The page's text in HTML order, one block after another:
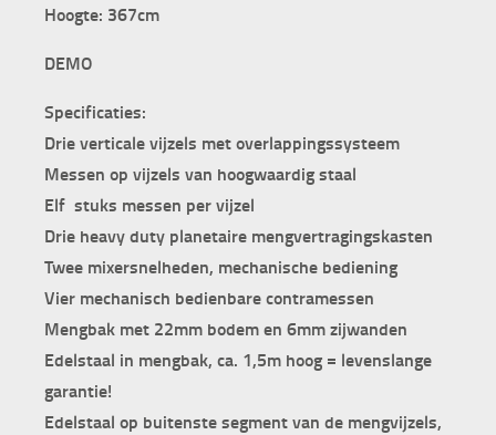
Hoogte: 367cm
DEMO
Specificaties:
Drie verticale vijzels met overlappingssysteem
Messen op vijzels van hoogwaardig staal
Elf stuks messen per vijzel
Drie heavy duty planetaire mengvertragingskasten
Twee mixersnelheden, mechanische bediening
Vier mechanisch bedienbare contramessen
Mengbak met 22mm bodem en 6mm zijwanden
Edelstaal in mengbak, ca. 1,5m hoog = levenslange
garantie!
Edelstaal op buitenste segment van de mengvijzels,